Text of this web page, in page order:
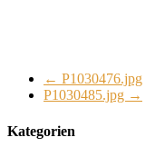
← P1030476.jpg
P1030485.jpg →
Kategorien